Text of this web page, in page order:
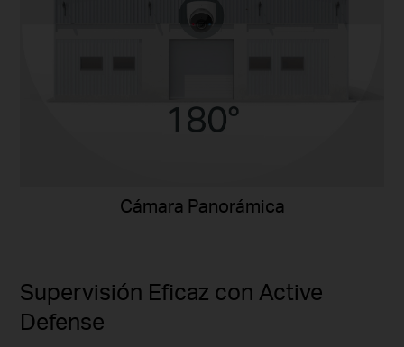
Cámara Panorámica
Supervisión Eficaz con Active
Defense